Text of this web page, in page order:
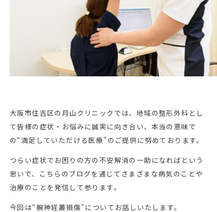
大阪市住吉区の月山クリニックでは、地域の整形外科とし
て皆様の症状・お悩みに誠実に向き合い、本当の意味で
の“満足していただける医療”のご提供に努めております。
つらい症状でお困りの方の不安解消の一助になればという
思いで、こちらのブログを通じてさまざまな病気のことや
治療のことを発信して参ります。
今回は“腕神経叢損傷”についてお話しいたします。